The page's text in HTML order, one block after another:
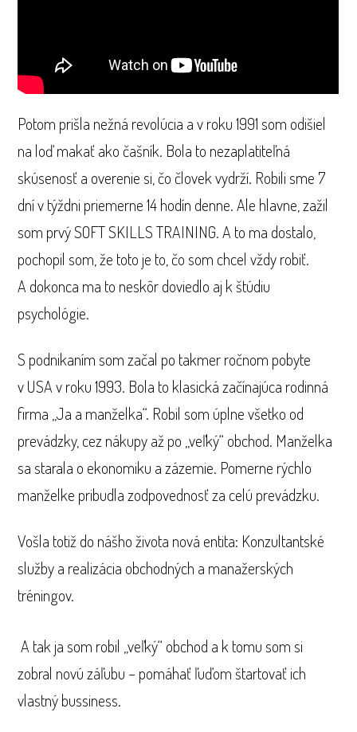
Potom prišla nežná revolúcia a v roku 1991 som odišiel
na loď makať ako čašník. Bola to nezaplatiteľná
skúsenosť a overenie si, čo človek vydrží. Robili sme 7
dní v týždni priemerne 14 hodín denne. Ale hlavne, zažil
som prvý SOFT SKILLS TRAINING. A to ma dostalo,
pochopil som, že toto je to, čo som chcel vždy robiť.
A dokonca ma to neskôr doviedlo aj k štúdiu
psychológie.
S podnikaním som začal po takmer ročnom pobyte
v USA v roku 1993. Bola to klasická začínajúca rodinná
firma „Ja a manželka“. Robil som úplne všetko od
prevádzky, cez nákupy až po „veľký“ obchod. Manželka
sa starala o ekonomiku a zázemie. Pomerne rýchlo
manželke pribudla zodpovednosť za celú prevádzku.
Vošla totiž do nášho života nová entita: Konzultantské
služby a realizácia obchodných a manažerských
tréningov.
A tak ja som robil „veľký“ obchod a k tomu som si
zobral novú záľubu – pomáhať ľuďom štartovať ich
vlastný bussiness.